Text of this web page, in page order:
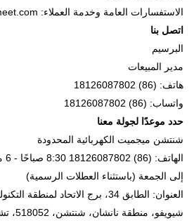
الاستفسارات العامة وخدمة العملاء: janeluo@megmeet.com
اتصل بنا
البرسيم
مدير المبيعات
هاتف: (86) 18126087802
واتساب: (86) 18126087802
حدد موعدًا لجولة معنا
شنتشن ميجميت الكهربائية المحدودة
إلى الجمعة (باستثناء العطلات الرسمية)
شيويفو، منطقة نانشان، شنتشن، 518052، تشين